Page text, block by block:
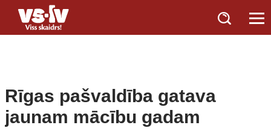
Rīgas pašvaldība gatava
jaunam mācību gadam